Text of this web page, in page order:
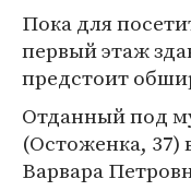
Пока для
первый этаж
предстоит
Отданный под
(Остоженка, 37)
Варвара